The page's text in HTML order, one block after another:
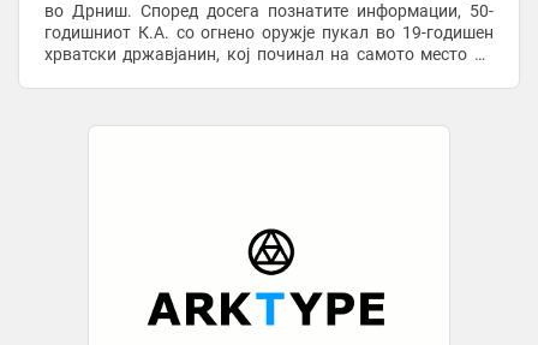
во Дрниш. Според досега познатите информации, 50-
годишниот К.А. со огнено оружје пукал во 19-годишен
хрватски државјанин, кој починал на самото место од